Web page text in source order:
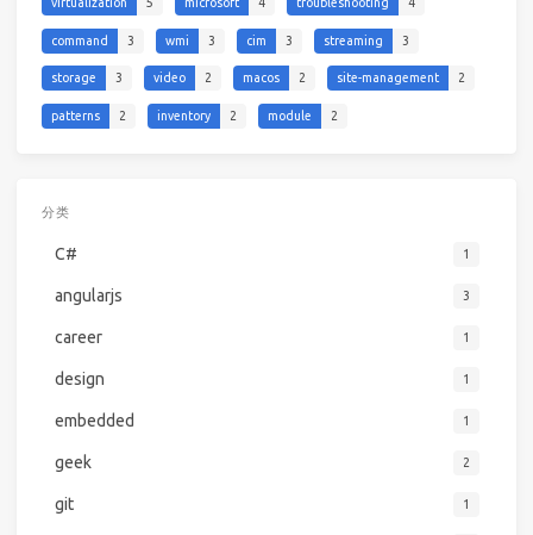
virtualization 5 microsoft 4 troubleshooting 4
command 3 wmi 3 cim 3 streaming 3
storage 3 video 2 macos 2 site-management 2
patterns 2 inventory 2 module 2
分类
C# 1
angularjs 3
career 1
design 1
embedded 1
geek 2
git 1